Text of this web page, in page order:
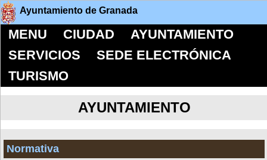
Ayuntamiento de Granada
MENU CIUDAD
AYUNTAMIENTO
SERVICIOS
SEDE ELECTRÓNICA
TURISMO
AYUNTAMIENTO
Normativa